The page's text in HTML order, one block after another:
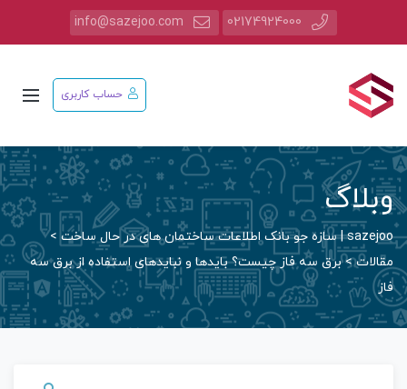
02174924000
info@sazejoo.com
حساب کاربری
وبلاگ
sazejoo | سازه جو بانک اطلاعات ساختمان های در حال ساخت
>
مقالات>برق سه فاز چیست؟ بایدها و نبایدهای استفاده از برق سه
فاز